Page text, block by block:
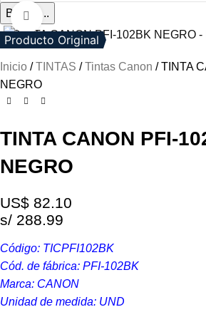
Buscar...
Producto Original
Clic para ampliar
Inicio TINTAS Tintas Canon
TINTA
NEGRO
TINTA CANON PFI-
NEGRO
US$ 82.10
s/ 288.99
Código: TICPFI102BK
Cód. de fábrica: PFI-102BK
Marca: CANON
Unidad de medida: UND